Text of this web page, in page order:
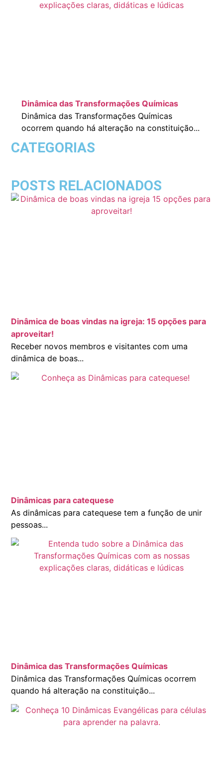
Dinâmica das Transformações Químicas
Dinâmica das Transformações Químicas
ocorrem quando há alteração na constituição...
CATEGORIAS
POSTS RELACIONADOS
Dinâmica de boas vindas na igreja: 15 opções para
aproveitar!
Receber novos membros e visitantes com uma
dinâmica de boas...
Dinâmicas para catequese
As dinâmicas para catequese tem a função de unir
pessoas...
Dinâmica das Transformações Químicas
Dinâmica das Transformações Químicas ocorrem
quando há alteração na constituição...